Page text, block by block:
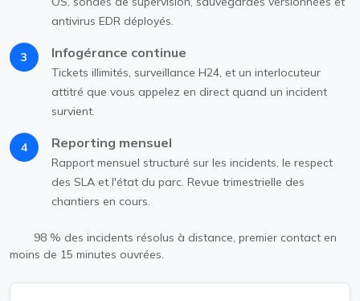
antivirus EDR déployés.
3 Infogérance continue
Tickets illimités, surveillance H24, et un interlocuteur
attitré que vous appelez en direct quand un incident
survient.
4 Reporting mensuel
Rapport mensuel structuré sur les incidents, le respect
des SLA et l'état du parc. Revue trimestrielle des
chantiers en cours.
98 % des incidents résolus à distance, premier contact en
moins de 15 minutes ouvrées.